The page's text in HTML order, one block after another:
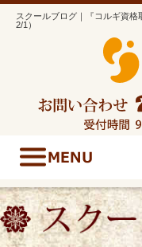
スクールブログ｜『コルギ資格
2/1）